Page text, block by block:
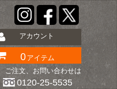
アカウント
0 アイテム
ご注文、お問い合わせは
0120-25-5535